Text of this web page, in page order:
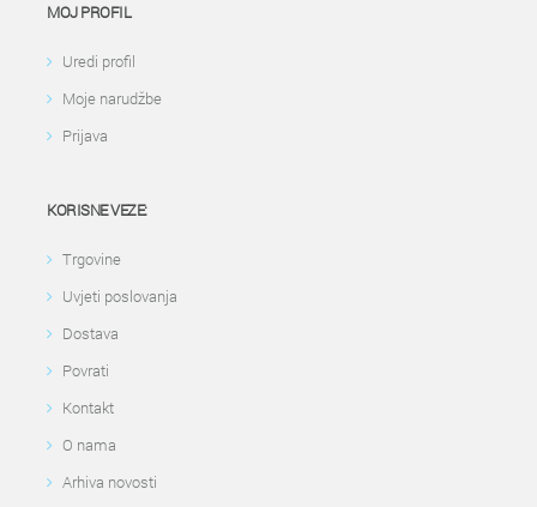
MOJ PROFIL
Uredi profil
Moje narudžbe
Prijava
KORISNE VEZE:
Trgovine
Uvjeti poslovanja
Dostava
Povrati
Kontakt
O nama
Arhiva novosti